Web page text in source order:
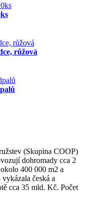
růžová
(Skupina COOP)
dohromady cca 2
400 000 m2 a
česká a
cca 35 mld. Kč. Počet